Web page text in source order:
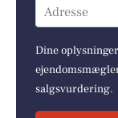
Adresse
Dine
salgsvurdering.